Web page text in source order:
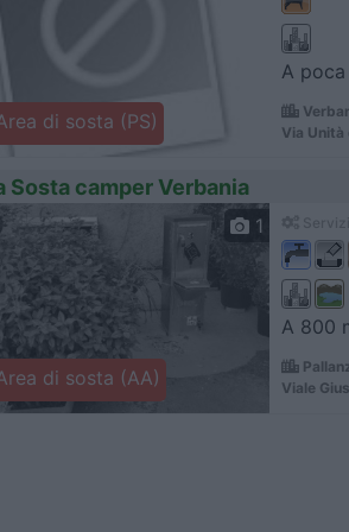
di sosta (PS)
A
Via Unità
Sosta camper Verbania
di sosta (AA)
1
A 800
Viale